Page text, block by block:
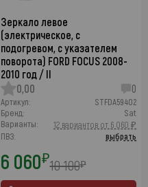
Зеркало левое
(электрическое, с
подогревом, с указателем
поворота) FORD FOCUS 2008-
2010 год / II
0,00
0
Артикул:
STFDA59402
Бренд:
Sat
Варианты:
12 вариантов от 6 060 ₽
ПВЗ:
выбрать
6 060₽10 100₽